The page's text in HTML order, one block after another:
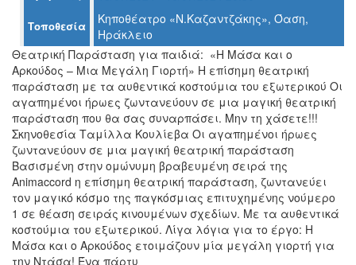
ΤΟΠΟΣ
ΜΑΣ
ΔΗΜΟΣ
ΠΟΛΙΤΙΣΜΟΣ
ΑΝΘΕΚΤΙΚΗ
ΠΟΛΗ
Τοποθεσία
Κηποθέατρο «Ν.Καζαντζάκης», Όαση,
Ηράκλειο
Θεατρική Παράσταση για παιδιά: «Η Μάσα και ο
Αρκούδος – Μια Μεγάλη Γιορτή» Η επίσημη θεατρική
παράσταση με τα αυθεντικά κοστούμια του εξωτερικού Οι
αγαπημένοι ήρωες ζωντανεύουν σε μια μαγική θεατρική
παράσταση που θα σας συναρπάσει. Μην τη χάσετε!!!
Σκηνοθεσία Ταμίλλα Κουλίεβα Οι αγαπημένοι ήρωες
ζωντανεύουν σε μια μαγική θεατρική παράσταση
Βασισμένη στην ομώνυμη βραβευμένη σειρά της
Animaccord η επίσημη θεατρική παράσταση, ζωντανεύει
τον μαγικό κόσμο της παγκόσμιας επιτυχημένης νούμερο
1 σε θέαση σειράς κινουμένων σχεδίων. Με τα αυθεντικά
κοστούμια του εξωτερικού. Λίγα λόγια για το έργο: Η
Μάσα και ο Αρκούδος ετοιμάζουν μία μεγάλη γιορτή για
την Ντάσα! Ένα πάρτυ